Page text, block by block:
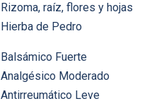
Rizoma, raíz, flores y hojas
Hierba de Pedro
Balsámico Fuerte
Analgésico Moderado
Antirreumático Leve